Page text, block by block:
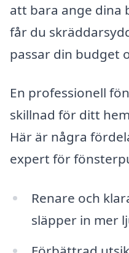
att bara ange dina
får du
passar din budget
En professionell
skillnad för ditt
Här är några
expert för
Renare och
släpper in mer